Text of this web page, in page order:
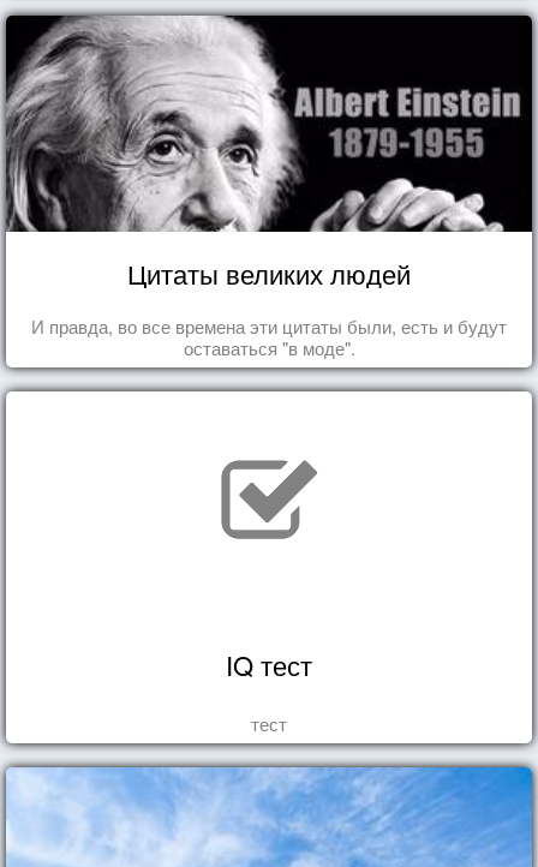
Цитаты великих людей
И правда, во все времена эти цитаты были, есть и будут
оставаться "в моде".
IQ тест
тест